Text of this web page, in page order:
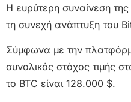
Η ευρύτερη συναίνεση
τη συνεχή ανάπτυξη του
Σύμφωνα με την
συνολικός στόχος τιμής
το BTC είναι 128.000 $.